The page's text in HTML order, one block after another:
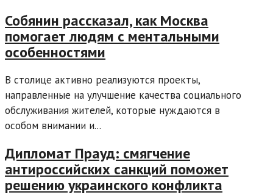
Собянин рассказал, как Москва
помогает людям с ментальными
особенностями
В столице активно реализуются проекты,
направленные на улучшение качества социального
обслуживания жителей, которые нуждаются в
особом внимании и...
Дипломат Прауд: смягчение
антироссийских санкций поможет
решению украинского конфликта